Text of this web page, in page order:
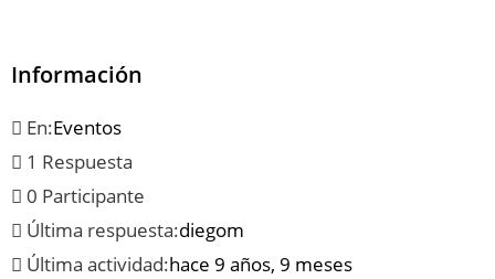
Información
En:Eventos
1 Respuesta
0 Participante
Última respuesta:diegom
Última actividad:hace 9 años, 9 meses